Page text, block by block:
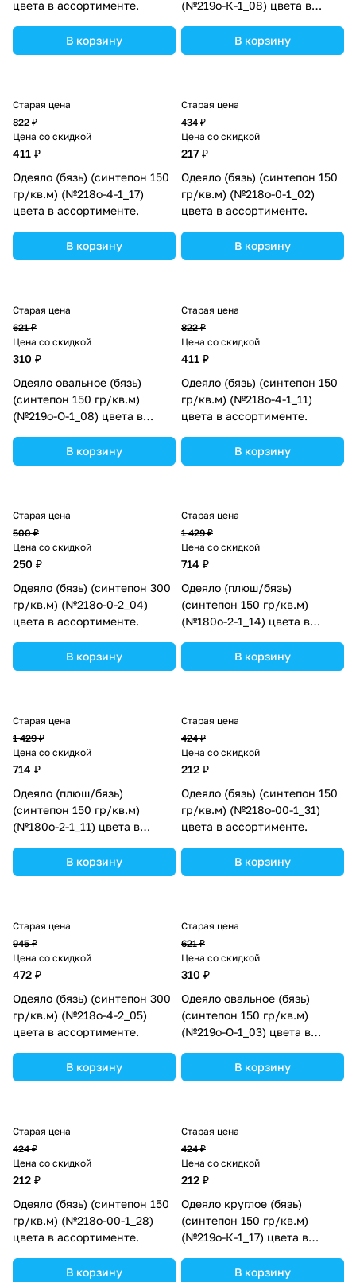
цвета в ассортименте.
В корзину
(№219о-К-1_08) цвета в
В корзину
Старая цена
822 ₽
Цена со скидкой
411 ₽
Одеяло (бязь) (синтепон 150
гр/кв.м) (№218о-4-1_17)
цвета в ассортименте.
В корзину
Старая цена
434 ₽
Цена со скидкой
217 ₽
Одеяло (бязь) (синтепон 150
гр/кв.м) (№218о-0-1_02)
цвета в ассортименте.
В корзину
Старая цена
621 ₽
Цена со скидкой
310 ₽
Одеяло овальное (бязь)
(синтепон 150 гр/кв.м)
(№219о-О-1_08) цвета в
В корзину
Старая цена
822 ₽
Цена со скидкой
411 ₽
Одеяло (бязь) (синтепон 150
гр/кв.м) (№218о-4-1_11)
цвета в ассортименте.
В корзину
Старая цена
500 ₽
Цена со скидкой
250 ₽
Одеяло (бязь) (синтепон 300
гр/кв.м) (№218о-0-2_04)
цвета в ассортименте.
В корзину
Старая цена
1 429 ₽
Цена со скидкой
714 ₽
Одеяло (плюш/бязь)
(синтепон 150 гр/кв.м)
(№180о-2-1_14) цвета в
В корзину
Старая цена
1 429 ₽
Цена со скидкой
714 ₽
Одеяло (плюш/бязь)
(синтепон 150 гр/кв.м)
(№180о-2-1_11) цвета в
В корзину
Старая цена
424 ₽
Цена со скидкой
212 ₽
Одеяло (бязь) (синтепон 150
гр/кв.м) (№218о-00-1_31)
цвета в ассортименте.
В корзину
Старая цена
945 ₽
Цена со скидкой
472 ₽
Одеяло (бязь) (синтепон 300
гр/кв.м) (№218о-4-2_05)
цвета в ассортименте.
В корзину
Старая цена
621 ₽
Цена со скидкой
310 ₽
Одеяло овальное (бязь)
(синтепон 150 гр/кв.м)
(№219о-О-1_03) цвета в
В корзину
Старая цена
424 ₽
Цена со скидкой
212 ₽
Одеяло (бязь) (синтепон 150
гр/кв.м) (№218о-00-1_28)
цвета в ассортименте.
В корзину
Старая цена
424 ₽
Цена со скидкой
212 ₽
Одеяло круглое (бязь)
(синтепон 150 гр/кв.м)
(№219о-К-1_17) цвета в
В корзину